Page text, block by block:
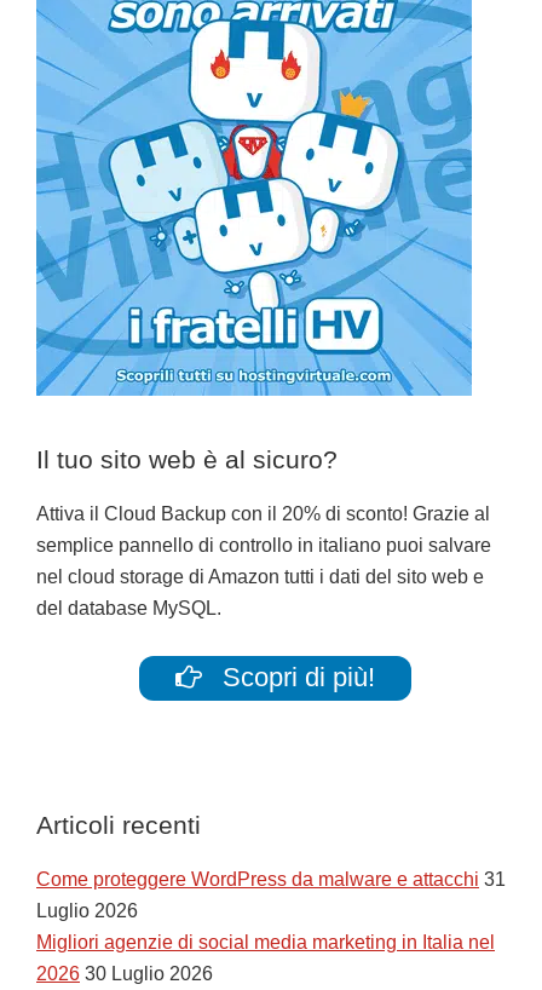
Il tuo sito web è al sicuro?
Attiva il Cloud Backup con il 20% di sconto! Grazie al
semplice pannello di controllo in italiano puoi salvare
nel cloud storage di Amazon tutti i dati del sito web e
del database MySQL.
Scopri di più!
Articoli recenti
Come proteggere WordPress da malware e attacchi 31
Luglio 2026
Migliori agenzie di social media marketing in Italia nel
2026 30 Luglio 2026